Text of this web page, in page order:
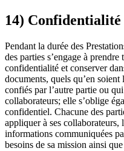
14) Confidentialité
Pendant la durée des
des parties s’engage à
confidentialité et conserver
documents, quels qu’en
confiés par l’autre partie ou
collaborateurs; elle s’oblige
confidentiel. Chacune des
appliquer à ses collaborateurs,
informations communiquées
besoins de sa mission ainsi